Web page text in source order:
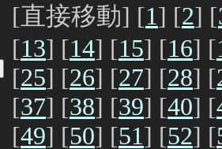
[直接移動] [1] [2] [
[13] [14] [15] [16] [
[25] [26] [27] [28] [
[37] [38] [39] [40] [
[49] [50] [51] [52] [